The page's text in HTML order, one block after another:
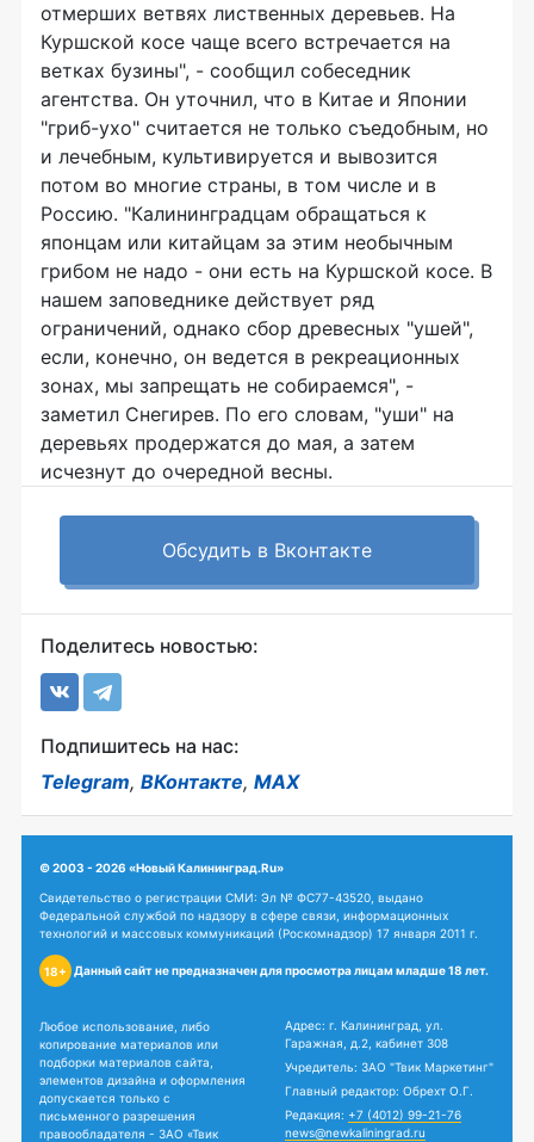
отмерших ветвях лиственных деревьев. На
Куршской косе чаще всего встречается на
ветках бузины", - сообщил собеседник
агентства. Он уточнил, что в Китае и Японии
"гриб-ухо" считается не только съедобным, но
и лечебным, культивируется и вывозится
потом во многие страны, в том числе и в
Россию. "Калининградцам обращаться к
японцам или китайцам за этим необычным
грибом не надо - они есть на Куршской косе. В
нашем заповеднике действует ряд
ограничений, однако сбор древесных "ушей",
если, конечно, он ведется в рекреационных
зонах, мы запрещать не собираемся", -
заметил Снегирев. По его словам, "уши" на
деревьях продержатся до мая, а затем
исчезнут до очередной весны.
Обсудить в Вконтакте
Поделитесь новостью:
Подпишитесь на нас:
Telegram, ВКонтакте, MAX
© 2003 - 2026 «Новый Калининград.Ru»
Свидетельство о регистрации СМИ: Эл № ФС77-43520, выдано
Федеральной службой по надзору в сфере связи, информационных
технологий и массовых коммуникаций (Роскомнадзор) 17 января 2011 г.
18+ Данный сайт не предназначен для просмотра лицам младше 18 лет.
Любое использование, либо
копирование материалов или
подборки материалов сайта,
элементов дизайна и оформления
допускается только с
письменного разрешения
правообладателя - ЗАО «Твик
Адрес: г. Калининград, ул.
Гаражная, д.2, кабинет 308
Учредитель: ЗАО "Твик Маркетинг"
Главный редактор: Обрехт О.Г.
Редакция: +7 (4012) 99-21-76
news@newkaliningrad.ru